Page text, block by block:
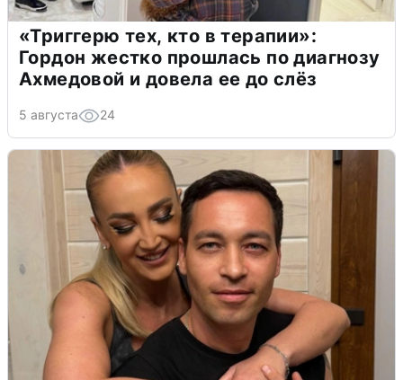
«Триггерю тех, кто в терапии»:
Гордон жестко прошлась по диагнозу
Ахмедовой и довела ее до слёз
5 августа 24